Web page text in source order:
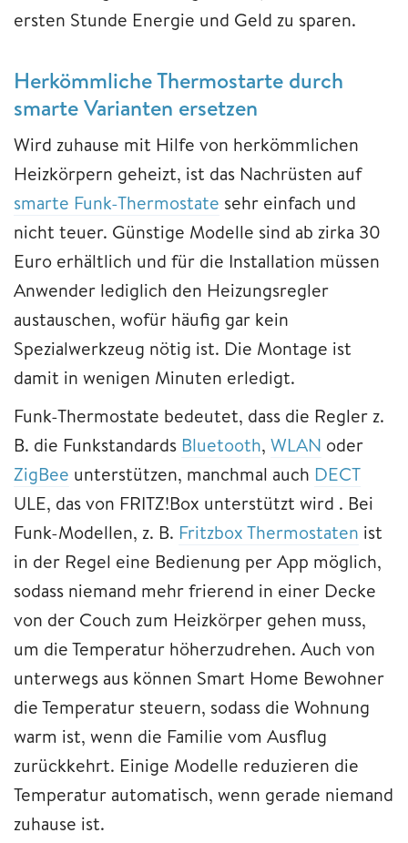
ersten Stunde Energie und Geld zu sparen.
Herkömmliche Thermostarte durch
smarte Varianten ersetzen
Wird zuhause mit Hilfe von herkömmlichen
Heizkörpern geheizt, ist das Nachrüsten auf
smarte Funk-Thermostate sehr einfach und
nicht teuer. Günstige Modelle sind ab zirka 30
Euro erhältlich und für die Installation müssen
Anwender lediglich den Heizungsregler
austauschen, wofür häufig gar kein
Spezialwerkzeug nötig ist. Die Montage ist
damit in wenigen Minuten erledigt.
Funk-Thermostate bedeutet, dass die Regler z.
B. die Funkstandards Bluetooth, WLAN oder
ZigBee unterstützen, manchmal auch DECT
ULE, das von FRITZ!Box unterstützt wird . Bei
Funk-Modellen, z. B. Fritzbox Thermostaten ist
in der Regel eine Bedienung per App möglich,
sodass niemand mehr frierend in einer Decke
von der Couch zum Heizkörper gehen muss,
um die Temperatur höherzudrehen. Auch von
unterwegs aus können Smart Home Bewohner
die Temperatur steuern, sodass die Wohnung
warm ist, wenn die Familie vom Ausflug
zurückkehrt. Einige Modelle reduzieren die
Temperatur automatisch, wenn gerade niemand
zuhause ist.